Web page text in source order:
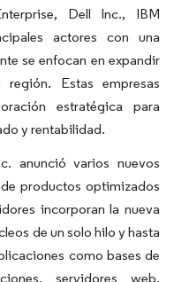
Dell Inc., IBM
actores con una
se enfocan en expandir
Estas empresas
estratégica para
y rentabilidad.
anunció varios nuevos
productos optimizados
incorporan la nueva
de un solo hilo y hasta
como bases de
servidores web,